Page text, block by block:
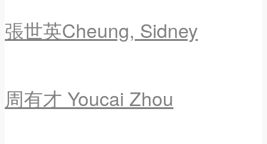
張世英Cheung, Sidney
周有才 Youcai Zhou